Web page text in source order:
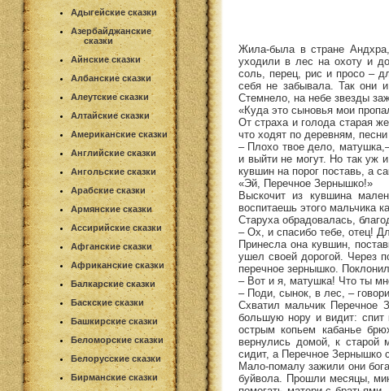
Адыгейские сказки
Азербайджанские
сказки
Айнские сказки
Албанские сказки
Алеутские сказки
Алтайские сказки
Американские сказки
Английские сказки
Ангольские сказки
Арабские сказки
Армянские сказки
Ассирийские сказки
Афганские сказки
Африканские сказки
Балкарские сказки
Баскские сказки
Башкирские сказки
Беломорские сказки
Белорусские сказки
Бирманские сказки
Жила-была в стране
уходили в лес на охоту и
соль, перец, рис и просо –
себя не забывала. Так они
Стемнело, на небе звезды
«Куда это сыновья мои
От страха и голода старая
что ходят по деревням,
– Плохо твое дело,
и выйти не могут. Но так уж
кувшин на порог поставь, а
«Эй, Перечное Зернышко!»
Выскочит из кувшина
воспитаешь этого мальчика
Старуха обрадовалась,
– Ох, и спасибо тебе, отец!
Принесла она кувшин,
ушел своей дорогой. Через
перечное зернышко.
– Вот и я, матушка! Что ты
– Поди, сынок, в лес, –
Схватил мальчик Перечное
большую нору и видит: спит
острым копьем кабанье
вернулись домой, к старой
сидит, а Перечное Зернышко
Мало-помалу зажили они
буйвола. Прошли месяцы,